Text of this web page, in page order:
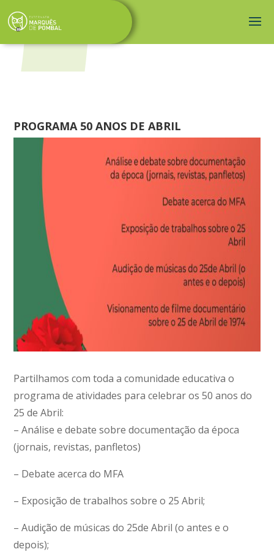
PROGRAMA 50 ANOS DE ABRIL
Partilhamos com toda a comunidade educativa o
programa de atividades para celebrar os 50 anos do
25 de Abril:
– Análise e debate sobre documentação da época
(jornais, revistas, panfletos)
– Debate acerca do MFA
– Exposição de trabalhos sobre o 25 Abril;
– Audição de músicas do 25de Abril (o antes e o
depois);